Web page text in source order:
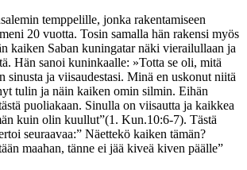
temppelille, jonka rakentamiseen
20 vuotta. Tosin samalla hän rakensi myös
kaiken Saban kuningatar näki vierailullaan ja
Hän sanoi kuninkaalle: »Totta se oli, mitä
sinusta ja viisaudestasi. Minä en uskonut niitä
tulin ja näin kaiken omin silmin. Eihän
puoliakaan. Sinulla on viisautta ja kaikkea
kuin olin kuullut”(1. Kun.10:6-7). Tästä
seuraavaa:” Näettekö kaiken tämän?
maahan, tänne ei jää kiveä kiven päälle”